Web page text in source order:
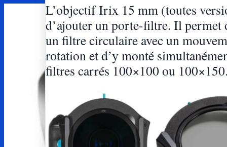
L’objectif Irix 15 mm (toutes
d’ajouter un porte-filtre. Il permet
un filtre circulaire avec un
rotation et d’y monté
filtres carrés 100×100 ou